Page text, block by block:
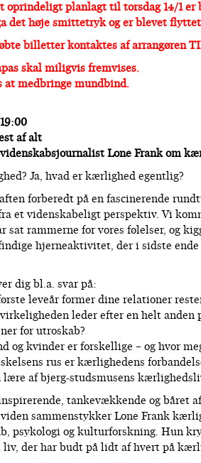
oprindeligt planlagt til torsdag 14/1 er
det høje smittetryk og er blevet
billetter kontaktes af arrangøren
skal miligvis fremvises.
medbringe mundbind.
af alt
Lone Frank om
Ja, hvad er kærlighed egentlig?
forberedt på en fascinerende
et videnskabeligt perspektiv. Vi
sat rammerne for vores følelser, og
hjerneaktivitet, der i sidste
dig bl.a. svar på:
leveår former dine relationer
leder efter en helt anden
for utroskab?
og kvinder er forskellige – og hvor
rus er kærlighedens
lære af bjerg-studsmusens
tankevækkende og båret
sammenstykker Lone Frank
psykologi og kulturforskning. Hun
der har budt på lidt af hvert på